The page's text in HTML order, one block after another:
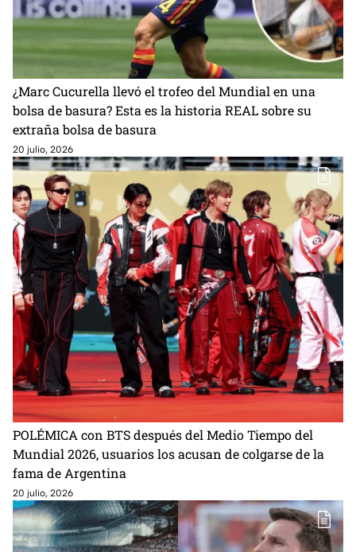
¿Marc Cucurella llevó el trofeo del Mundial en una
bolsa de basura? Esta es la historia REAL sobre su
extraña bolsa de basura
20 julio, 2026
POLÉMICA con BTS después del Medio Tiempo del
Mundial 2026, usuarios los acusan de colgarse de la
fama de Argentina
20 julio, 2026